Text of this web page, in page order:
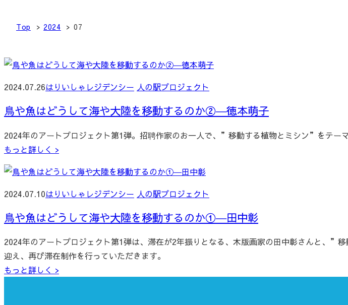
Top 2024 07
2024.07.26はりいしゃレジデンシー 人の駅プロジェクト
鳥や魚はどうして海や大陸を移動するのか②―徳本萌子
2024年のアートプロジェクト第1弾。招聘作家のお一人で、”移動する植物とミシン”をテー
もっと詳しく >
2024.07.10はりいしゃレジデンシー 人の駅プロジェクト
鳥や魚はどうして海や大陸を移動するのか①―田中彰
2024年のアートプロジェクト第1弾は、滞在が2年振りとなる、木版画家の田中彰さんと、”
迎え、再び滞在制作を行っていただきます。
もっと詳しく >